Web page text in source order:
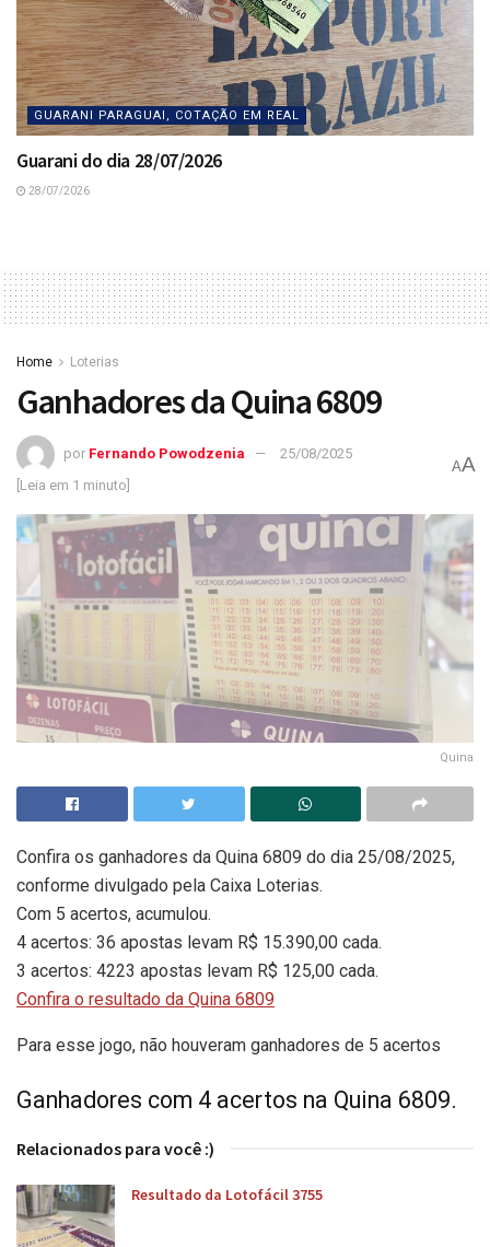
GUARANI PARAGUAI, COTAÇÃO EM REAL
Guarani do dia 28/07/2026
28/07/2026
Home Loterias
Ganhadores da Quina 6809
por Fernando Powodzenia
25/08/2025
[Leia em 1 minuto]
AA
Quina
Confira os ganhadores da Quina 6809 do dia 25/08/2025,
conforme divulgado pela Caixa Loterias.
Com 5 acertos, acumulou.
4 acertos: 36 apostas levam R$ 15.390,00 cada.
3 acertos: 4223 apostas levam R$ 125,00 cada.
Confira o resultado da Quina 6809
Para esse jogo, não houveram ganhadores de 5 acertos
Ganhadores com 4 acertos na Quina 6809.
Relacionados para você :)
Resultado da Lotofácil 3755